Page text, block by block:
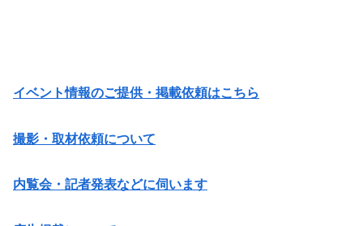
イベント情報のご提供・掲載依頼はこちら
撮影・取材依頼について
内覧会・記者発表などに伺います